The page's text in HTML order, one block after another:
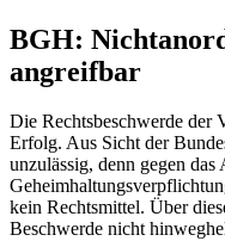
BGH:
angreifbar
Die Rechtsbeschwerde der
Erfolg. Aus Sicht der
unzulässig, denn gegen
kein Rechtsmittel. Über
Beschwerde nicht